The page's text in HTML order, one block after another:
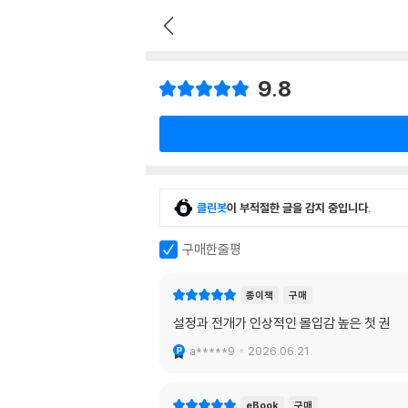
9.8
클린봇이 부적절한 글을 감지 중입니다.
구매한줄평
종이책 구매
설정과 전개가 인상적인 몰입감 높은 첫 권
a*****9 2026.06.21.
eBook 구매